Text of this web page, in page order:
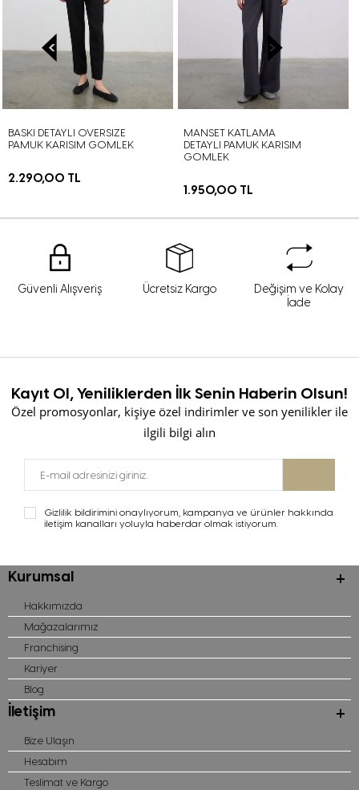
OVERSIZE
GOMLEK
TL
MANSET KATLAMA
DETAYLI PAMUK KARISIM
1.950,00 TL
Güvenli Alışveriş Ücretsiz Kargo
Değişim ve Kolay
İade
Kayıt Ol, Yeniliklerden İlk Senin Haberin Olsun!
Özel promosyonlar, kişiye özel indirimler ve son yenilikler ile
ilgili bilgi alın
Gizlilik bildirimini onaylıyorum, kampanya ve ürünler hakkında
iletişim kanalları yoluyla haberdar olmak istiyorum.
Kurumsal
Hakkımızda
Mağazalarımız
Franchising
Kariyer
Blog
İletişim
Bize Ulaşın
Hesabım
Teslimat ve Kargo